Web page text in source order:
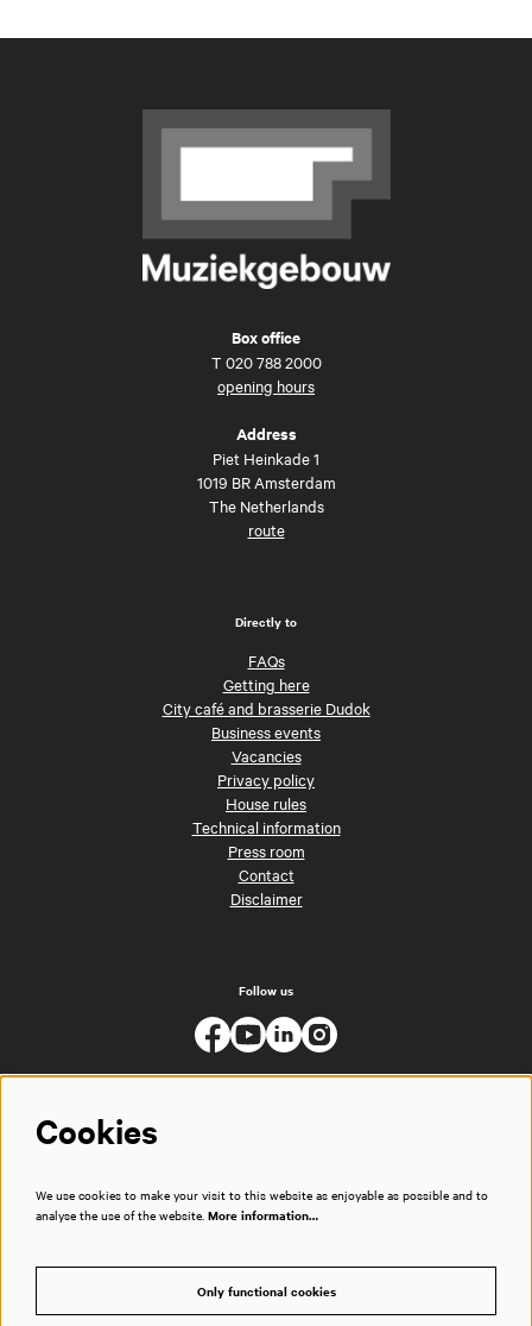
Box office
T 020 788 2000
opening hours
Address
Piet Heinkade 1
1019 BR Amsterdam
The Netherlands
route
Directly to
FAQs
Getting here
City café and brasserie Dudok
Business events
Vacancies
Privacy policy
House rules
Technical information
Press room
Contact
Disclaimer
Follow us
Cookies
We use cookies to make your visit to this website as enjoyable as possible and to
analyse the use of the website. More information…
Only functional cookies